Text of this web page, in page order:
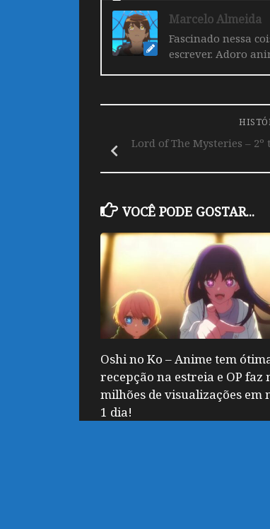
Marcelo Almeida
Fascinado nessa
escrever. Adoro
Lord of The Mysteries –
VOCÊ PODE GOSTAR...
Oshi no Ko – Anime tem
recepção na estreia e OP faz
milhões de visualizações em
1 dia!